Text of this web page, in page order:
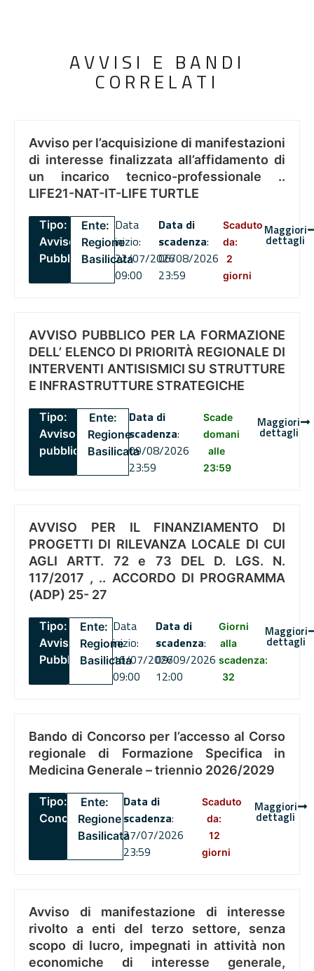
AVVISI E BANDI
CORRELATI
Avviso per l’acquisizione di manifestazioni
di interesse finalizzata all’affidamento di
un incarico tecnico-professionale ..
LIFE21-NAT-IT-LIFE TURTLE
Tipo:
Avviso
Pubblico
Ente:
Regione
Basilicata
Data
inizio:
22/07/2026
09:00
Data di
scadenza:
06/08/2026
23:59
Scaduto
da:
2
giorni
Maggiori
dettagli
AVVISO PUBBLICO PER LA FORMAZIONE
DELL’ ELENCO DI PRIORITÀ REGIONALE DI
INTERVENTI ANTISISMICI SU STRUTTURE
E INFRASTRUTTURE STRATEGICHE
Tipo:
Avviso
pubblico
Ente:
Regione
Basilicata
Data di
scadenza:
09/08/2026
23:59
Scade
domani
alle
23:59
Maggiori
dettagli
AVVISO PER IL FINANZIAMENTO DI
PROGETTI DI RILEVANZA LOCALE DI CUI
AGLI ARTT. 72 e 73 DEL D. LGS. N.
117/2017 , .. ACCORDO DI PROGRAMMA
(ADP) 25- 27
Tipo:
Avviso
Pubblico
Ente:
Regione
Basilicata
Data
inizio:
16/07/2026
09:00
Data di
scadenza:
09/09/2026
12:00
Giorni
alla
scadenza:
32
Maggiori
dettagli
Bando di Concorso per l’accesso al Corso
regionale di Formazione Specifica in
Medicina Generale – triennio 2026/2029
Tipo:
Concorsi
Ente:
Regione
Basilicata
Data di
scadenza:
27/07/2026
23:59
Scaduto
da:
12
giorni
Maggiori
dettagli
Avviso di manifestazione di interesse
rivolto a enti del terzo settore, senza
scopo di lucro, impegnati in attività non
economiche di interesse generale,